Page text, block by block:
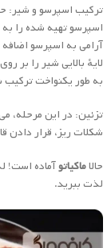
ترکیب اسپرسو و شیر:
اسپرسو تهیه شده را به
آرامی به اسپرسو اضافه
لایهٔ بالایی شیر را بر
به طور یکنواخت ترکیب
تزئین: در این مرحله،
شکلات ریز، قرار دادن
حالاماکیاتوآماده است!
لذت ببرید.